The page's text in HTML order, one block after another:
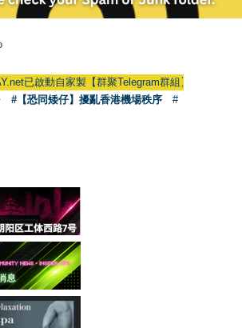
啟動自家製【群聚Telegram群組】 HKGAY.net
#【恐同矮仔】擾亂香港機場秩序
#